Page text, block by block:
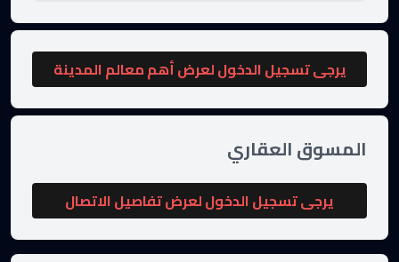
يرجى تسجيل الدخول لعرض أهم معالم المدينة
المسوق العقاري
يرجى تسجيل الدخول لعرض تفاصيل الاتصال